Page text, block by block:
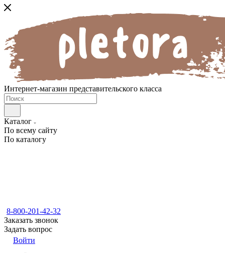
Интернет-магазин представительского класса
Каталог
По всему сайту
По каталогу
8-800-201-42-32
Заказать звонок
Задать вопрос
Войти